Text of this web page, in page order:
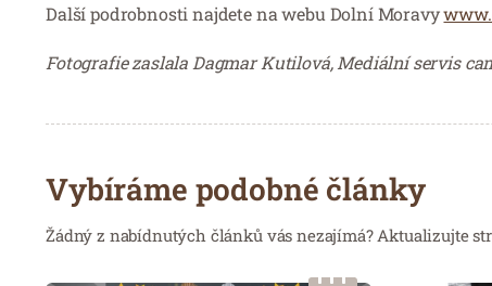
Další podrobnosti najdete na webu Dolní Moravy
Fotografie zaslala Dagmar Kutilová, Mediální servis
Vybíráme podobné články
Žádný z nabídnutých článků vás nezajímá? Aktualizujte